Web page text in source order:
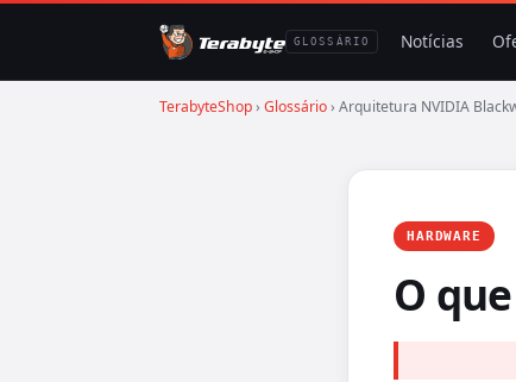
GLOSSÁRIO Notícias
TerabyteShop› Glossário› Arquitetura NVIDIA
HARDWARE
O